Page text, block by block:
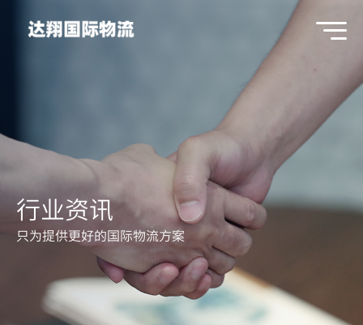
行业资讯
只为提供更好的国际物流方案